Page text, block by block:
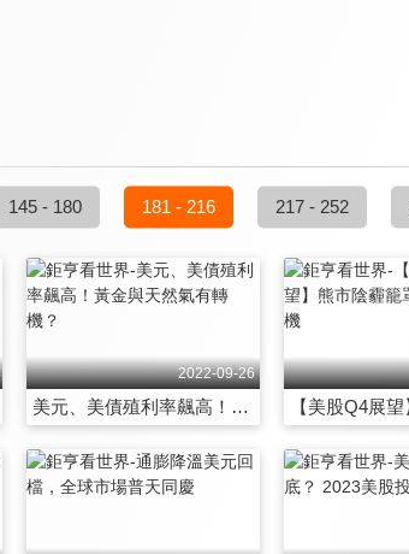
145 - 180 181 - 216 217 - 252
2022-09-26
美元、美債殖利率飆高！黃金與天然氣有轉機？